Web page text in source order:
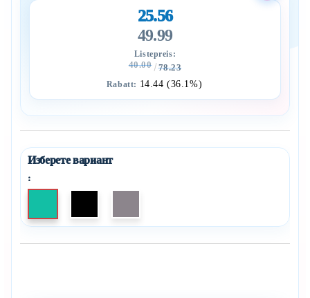
25.56
49.99
Listepreis:
40.00 78.23
Rabatt: 14.44 (36.1%)
: